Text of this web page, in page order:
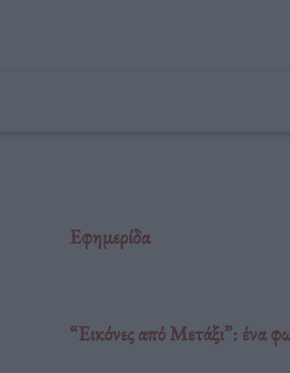
Εφημερίδα
“Εικόνες από Μετάξι”: ένα